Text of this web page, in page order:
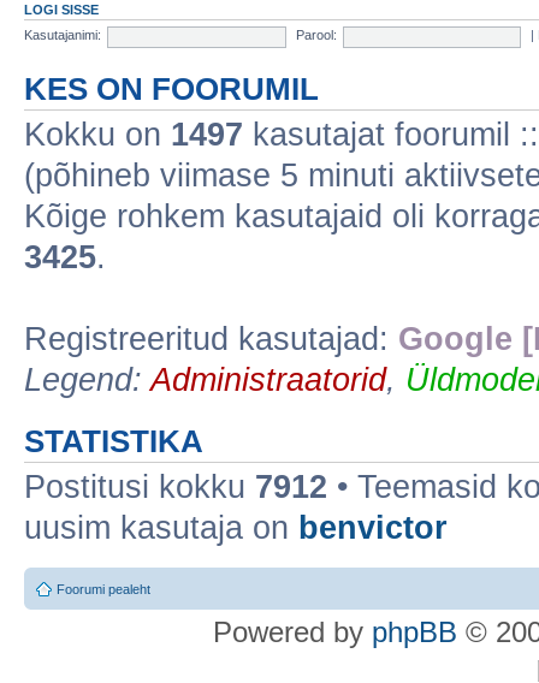
LOGI SISSE
Kasutajanimi:
Parool:
KES ON FOORUMIL
Kokku on 1497 kasutajat foorumil
(põhineb viimase 5 minuti
Kõige rohkem kasutajaid oli
3425.
Registreeritud kasutajad: Google
Legend:Administraatorid,
STATISTIKA
Postitusi kokku 7912 • Teemasid
uusim kasutaja on benvictor
Foorumi pealeht
Powered by phpBB ©